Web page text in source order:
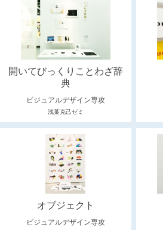
開いてびっくりことわざ辞
典
ビジュアルデザイン専攻
浅葉克己ゼミ
オブジェクト
ビジュアルデザイン専攻